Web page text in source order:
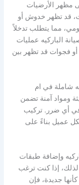
مظهر الأرضيات
قد تظهر خدوش أو
مما يتطلب تدخلاً
الباركيه عمليات
أو فجوات قد تظهر بين
شاملة في ام
ومواد آمنة تضمن
أي ضرر. تركيب
عميل بناءً على
وإضافة طبقات
إذا كنت ترغب
جديدة، فإن